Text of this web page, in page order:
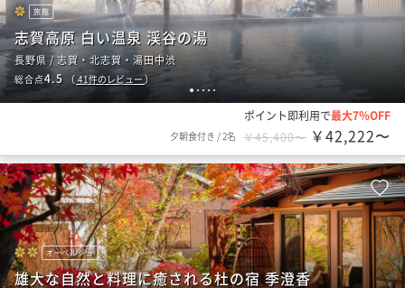
1 2 345
旅館
志賀高原 白い温泉 渓谷の湯
長野県 / 志賀・北志賀・湯田中渋
総合点4.5 （ 41件のレビュー）
ポイント即利用で最大7％OFF
夕朝食付き /2名 ￥45,400〜 ￥42,222〜
オーベルジュ
雄大な自然と料理に癒される杜の宿 季澄香